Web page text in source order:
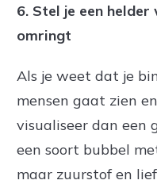
6. Stel je een
omringt
Als je weet dat je
mensen gaat zien
visualiseer dan een
een soort bubbel
maar zuurstof en